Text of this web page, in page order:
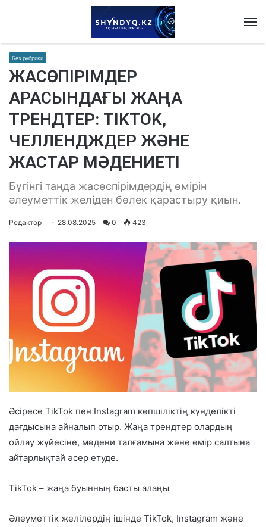
Без рубрики
ЖАСӨСПІРІМДЕР
АРАСЫНДАҒЫ ЖАҢА
ТРЕНДТЕР: TIKTOK,
ЧЕЛЛЕНДЖДЕР ЖӘНЕ
ЖАСТАР МӘДЕНИЕТІ
Бүгінгі таңда жасөспірімдердің өмірін
әлеуметтік желіден бөлек қарастыру қиын.
Редактор 28.08.2025 0 423
Әсіресе TikTok пен Instagram көпшіліктің күнделікті
дағдысына айналып отыр. Жаңа трендтер олардың
ойлау жүйесіне, мәдени талғамына және өмір салтына
айтарлықтай әсер етуде.
TikTok – жаңа буынның басты алаңы
Әлеуметтік желілердің ішінде TikTok, Instagram және